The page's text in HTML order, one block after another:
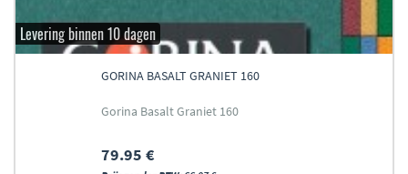
Levering binnen 10 dagen
GORINA BASALT GRANIET 160
Gorina Basalt Graniet 160
79.95 €